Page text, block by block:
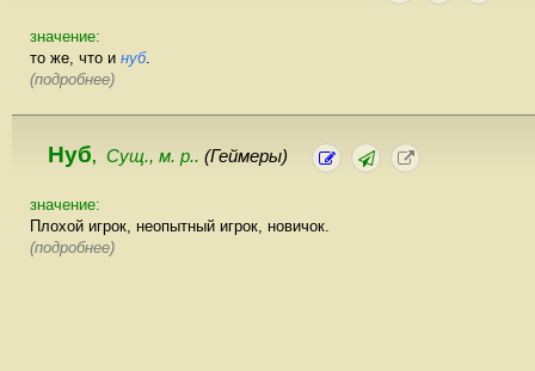
значение:
то же, что и нуб.
(подробнее)
Нуб, Сущ., м. р.. (Геймеры)
значение:
Плохой игрок, неопытный игрок, новичок.
(подробнее)